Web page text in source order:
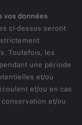
vos données
ci-dessus seront
Toutefois, les
une période
et/ou
et/ou en cas
et/ou